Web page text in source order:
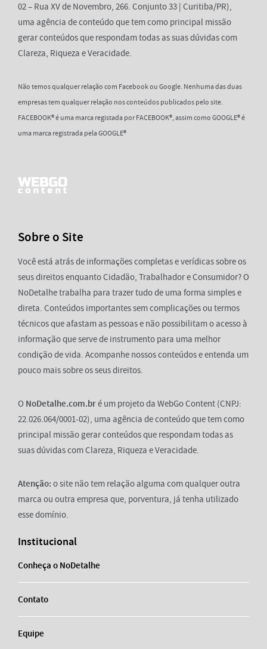
02 – Rua XV de Novembro, 266. Conjunto 33 | Curitiba/PR),
uma agência de conteúdo que tem como principal missão
gerar conteúdos que respondam todas as suas dúvidas com
Clareza, Riqueza e Veracidade.
Não temos qualquer relação com Facebook ou Google. Nenhuma das duas
empresas tem qualquer relação nos conteúdos publicados pelo site.
FACEBOOK® é uma marca registada por FACEBOOK®, assim como GOOGLE® é
uma marca registrada pela GOOGLE®
Sobre o Site
Você está atrás de informações completas e verídicas sobre os
seus direitos enquanto Cidadão, Trabalhador e Consumidor? O
NoDetalhe trabalha para trazer tudo de uma forma simples e
direta. Conteúdos importantes sem complicações ou termos
técnicos que afastam as pessoas e não possibilitam o acesso à
informação que serve de instrumento para uma melhor
condição de vida. Acompanhe nossos conteúdos e entenda um
pouco mais sobre os seus direitos.
O NoDetalhe.com.bré um projeto da WebGo Content (CNPJ:
22.026.064/0001-02), uma agência de conteúdo que tem como
principal missão gerar conteúdos que respondam todas as
suas dúvidas com Clareza, Riqueza e Veracidade.
Atenção: o site não tem relação alguma com qualquer outra
marca ou outra empresa que, porventura, já tenha utilizado
esse domínio.
Institucional
Conheça o NoDetalhe
Contato
Equipe